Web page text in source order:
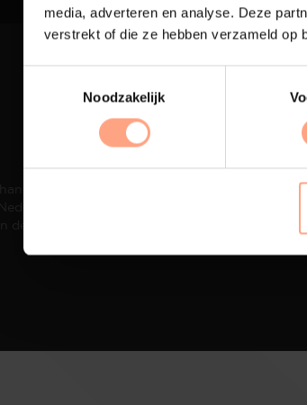
media, adverteren en analyse. Deze
verstrekt of die ze hebben verzameld op
Noodzakelijk
design
De meubelen
eigen spuiterij